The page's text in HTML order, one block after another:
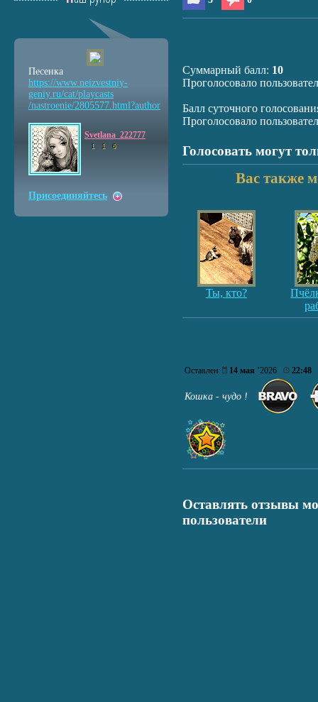
Суммарный балл: 10
Проголосовало
Балл суточного
Проголосовало
Голосовать могут
Вас также
Ты, кто?
Оставлен: 14 мая ’2026 22:48
Кошка - чудо !
Оставлять отзывы
пользователи
Песенка
https://www.neizvestniy-
geniy.ru/cat/playcasts
/nastroenie/2805577.html?author
Svetlana_222777
1 1 6
Присоединяйтесь